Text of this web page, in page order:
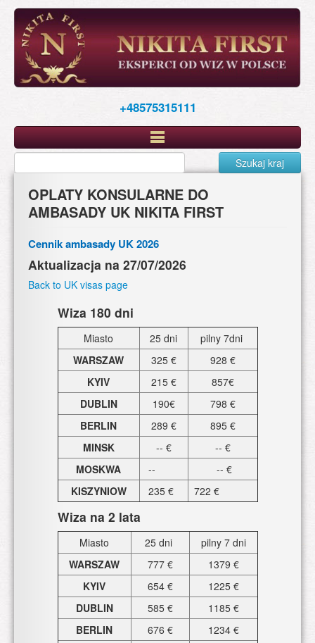
Skip
main
content
+48575315111
Szukaj kraj
OPLATY KONSULARNE DO
AMBASADY UK NIKITA FIRST
Cennik ambasady UK 2026
Aktualizacja na 27/07/2026
Back to UK visas page
Wiza 180 dni
Miasto 25 dni
pilny 7dni
WARSZAW
325 €
928 €
KYIV
215 €
857€
DUBLIN
190€
798 €
BERLIN
289 €
895 €
MINSK
-- €
-- €
MOSKWA
-- -- €
KISZYNIOW
235 € 722 €
Wiza na 2 lata
Miasto 25 dni
pilny 7 dni
WARSZAW
777 €
1379 €
KYIV
654 €
1225 €
DUBLIN
585 €
1185 €
BERLIN
676 €
1234 €